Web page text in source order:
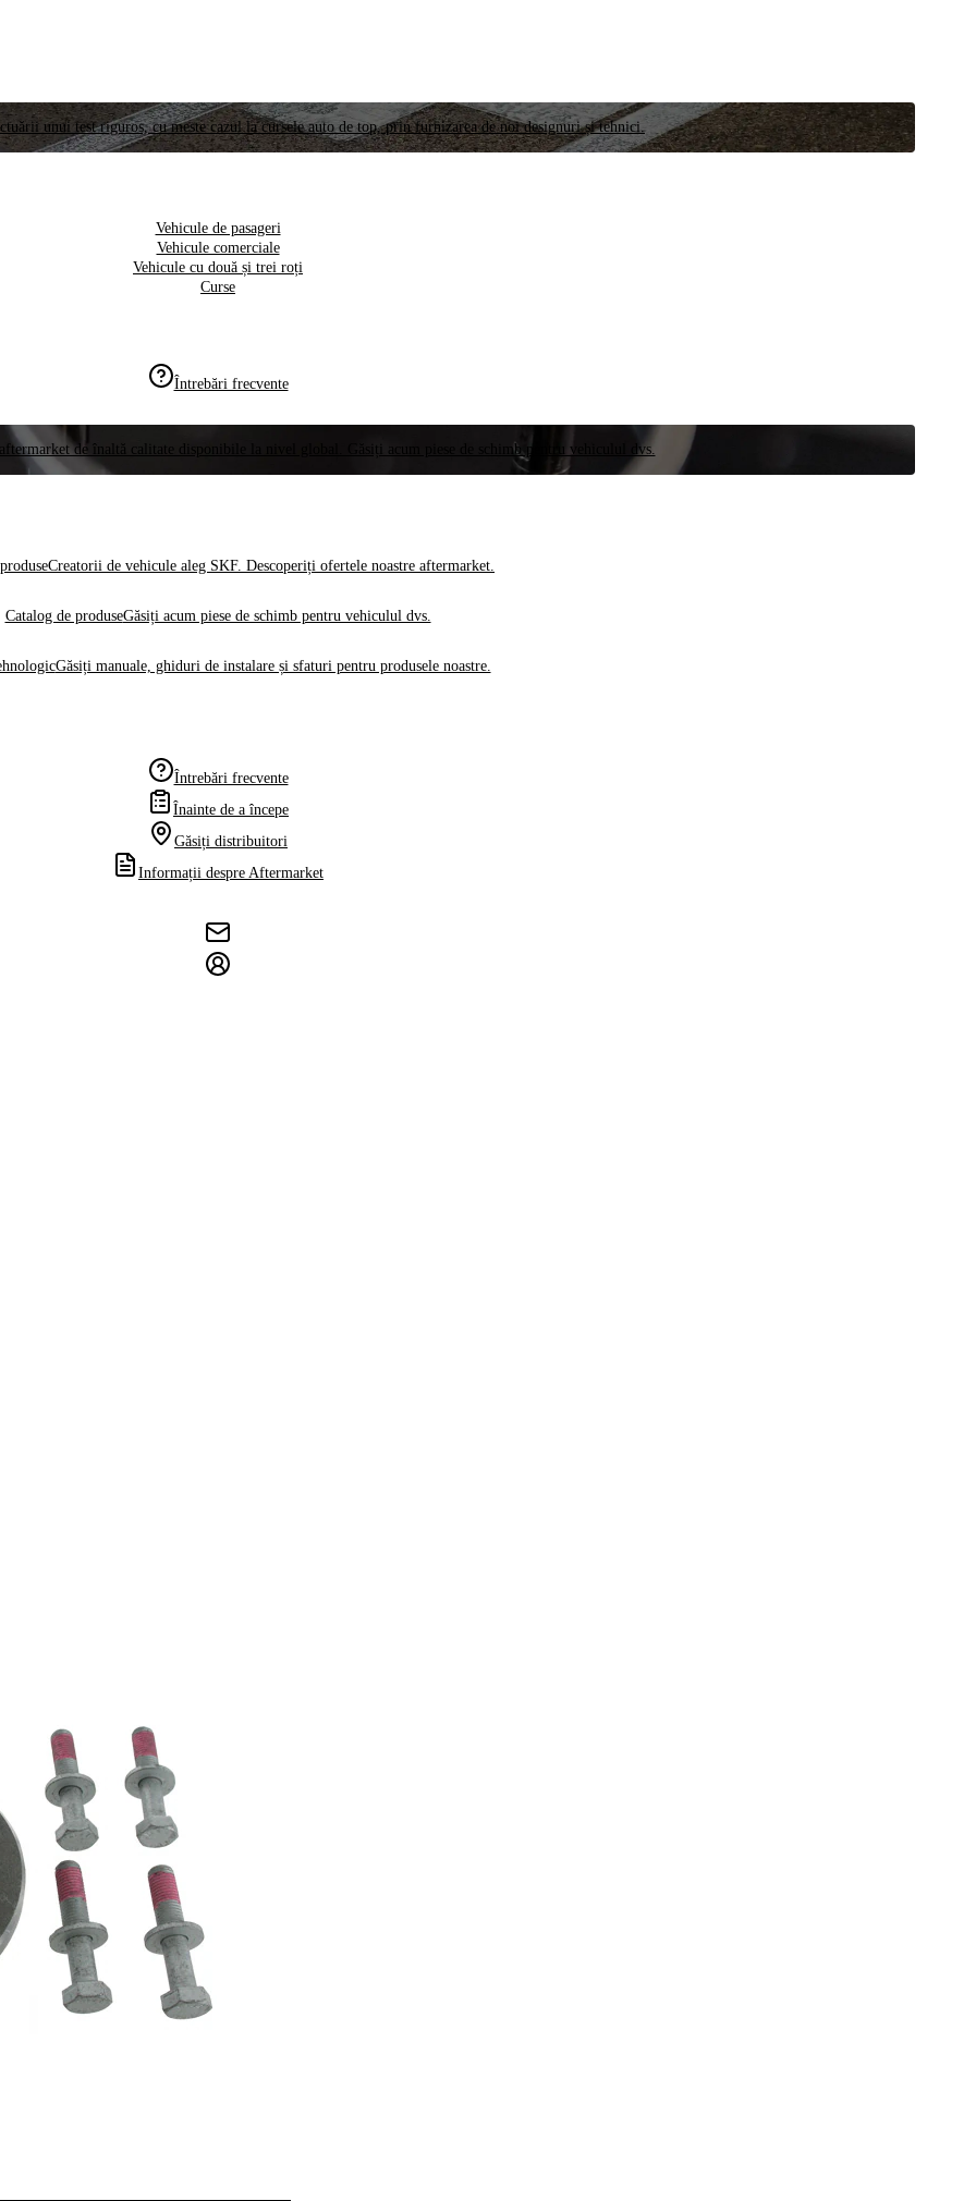
unui test riguros, cu meste cazul la cursele auto de top, prin furnizarea de noi designuri și tehnici.
Vehicule de pasageri
Vehicule comerciale
Vehicule cu două și trei roți
Curse
Întrebări frecvente
de înaltă calitate disponibile la nivel global. Găsiți acum piese de schimb pentru vehiculul dvs.
Creatorii de vehicule aleg SKF. Descoperiți ofertele noastre aftermarket.
Catalog de produseGăsiți acum piese de schimb pentru vehiculul dvs.
Găsiți manuale, ghiduri de instalare și sfaturi pentru produsele noastre.
Întrebări frecvente
Înainte de a începe
Găsiți distribuitori
Informații despre Aftermarket